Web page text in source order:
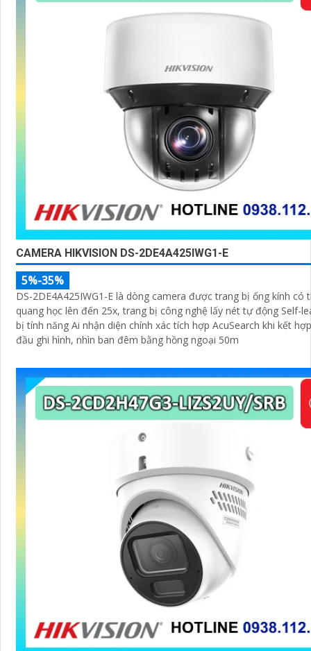
CAMERA HIKVISION DS-2DE4A425IWG1-E
5%-35%
DS-2DE4A425IWG1-E là dòng camera được trang bị ống kính có
quang học lên đến 25x, trang bị công nghệ lấy nét tự động Self-
bị tính năng Ai nhận diện chính xác tích hợp AcuSearch khi kết
đầu ghi hình, nhìn ban đêm bằng hồng ngoại 50m